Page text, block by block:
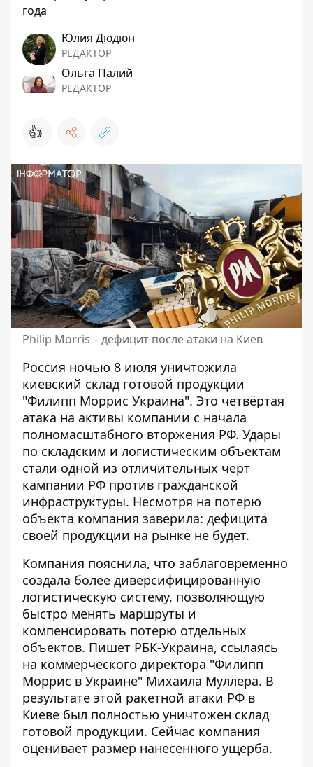
года
Юлия Дюдюн
РЕДАКТОР
Ольга Палий
РЕДАКТОР
👍
Philip Morris – дефицит после атаки на Киев
Россия ночью 8 июля уничтожила
киевский склад готовой продукции
"Филипп Моррис Украина". Это четвёртая
атака на активы компании с начала
полномасштабного вторжения РФ. Удары
по складским и логистическим объектам
стали одной из отличительных черт
кампании РФ против гражданской
инфраструктуры. Несмотря на потерю
объекта компания заверила: дефицита
своей продукции на рынке не будет.
Компания пояснила, что заблаговременно
создала более диверсифицированную
логистическую систему, позволяющую
быстро менять маршруты и
компенсировать потерю отдельных
объектов. Пишет РБК-Украина, ссылаясь
на коммерческого директора "Филипп
Моррис в Украине" Михаила Муллера. В
результате этой ракетной атаки РФ в
Киеве был полностью уничтожен склад
готовой продукции. Сейчас компания
оценивает размер нанесенного ущерба.